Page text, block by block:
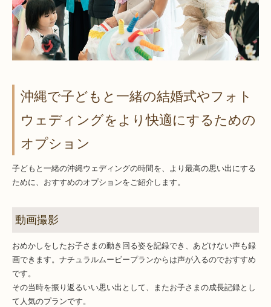
沖縄で子どもと一緒の結婚式やフォト
ウェディングをより快適にするための
オプション
子どもと一緒の沖縄ウェディングの時間を、より最高の思い出にする
ために、おすすめのオプションをご紹介します。
動画撮影
おめかしをしたお子さまの動き回る姿を記録でき、あどけない声も録
画できます。ナチュラルムービープランからは声が入るのでおすすめ
です。
その当時を振り返るいい思い出として、またお子さまの成長記録とし
て人気のプランです。